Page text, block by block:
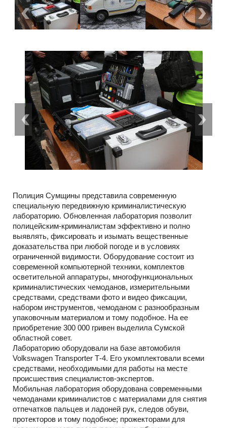
Полиция Сумщины представила современную
специальную передвижную криминалистическую
лабораторию. Обновленная лаборатория позволит
полицейским-криминалистам эффективно и полно
выявлять, фиксировать и изымать вещественные
доказательства при любой погоде и в условиях
ограниченной видимости. Оборудование состоит из
современной компьютерной техники, комплектов
осветительной аппаратуры, многофункциональных
криминалистических чемоданов, измерительными
средствами, средствами фото и видео фиксации,
набором инструментов, чемоданом с разнообразным
упаковочным материалом и тому подобное. На ее
приобретение 300 000 гривен выделила Сумской
областной совет.
Лабораторию оборудовали на базе автомобиля
Volkswagen Transporter Т-4. Его укомплектовали всеми
средствами, необходимыми для работы на месте
происшествия специалистов-экспертов.
Мобильная лаборатория оборудована современными
чемоданами криминалистов с материалами для снятия
отпечатков пальцев и ладоней рук, следов обуви,
протекторов и тому подобное; прожекторами для